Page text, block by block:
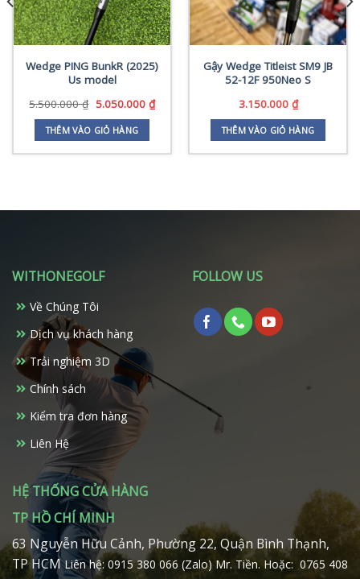
Wedge PING BunkR (2025)
Us model
5.500.000₫ Giá
gốc
là:
5.500.000 ₫.
5.050.000 ₫Giá
5.050.000 ₫.
THÊM VÀO GIỎ HÀNG
Gậy Wedge Titleist SM9 JB
52-12F 950Neo S
3.150.000 ₫
THÊM VÀO GIỎ HÀNG
₫.
WITHONEGOLF
Về Chúng Tôi
Dịch vụ khách hàng
Trải nghiệm 3D
Chính sách
Kiểm tra đơn hàng
Liên Hệ
FOLLOW US
HỆ THỐNG CỬA HÀNG
TP HỒ CHÍ MINH
63 Nguyễn Hữu Cảnh, Phường 22, Quận Bình Thạnh,
TP HCMLiên hệ: 0915 380 066 (Zalo) Mr. Tiền.Hoặc: 0765 408